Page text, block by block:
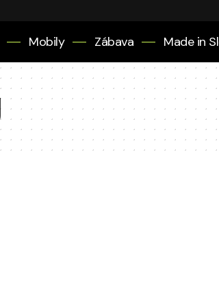
Mobily Zábava Made in